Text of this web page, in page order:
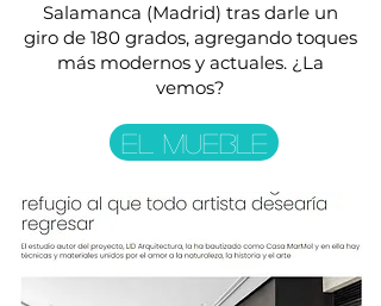
Salamanca (Madrid) tras darle un
giro de 180 grados, agregando toques
más modernos y actuales. ¿La
vemos?
EL MUEBLE